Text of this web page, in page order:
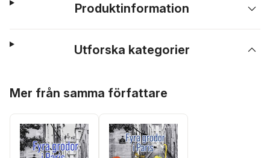
Produktinformation
Utforska kategorier
Mer från samma författare